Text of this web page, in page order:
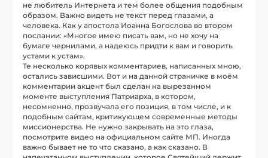
не любитель Интернета и тем более общения подобным
образом. Важно видеть не текст перед глазами, а
человека. Как у апостола Иоанна Богослова во втором
послании: «Многое имею писать вам, но не хочу на
бумаге чернилами, а надеюсь придти к вам и говорить
устами к устам».
Те несколько корявых комментариев, написанных мною,
остались зависшими. Вот и на данной страничке в моём
комментарии акцент был сделан на вырезанном
моменте выступления Патриарха, в котором,
несомненно, прозвучала его позиция, в том числе, и к
подобным сайтам, критикующем современные методы
миссионерства. Не нужно закрывать на это глаза,
посмотрите видео на официальном сайте МП. Иногда
важно бывает не то что сказано, а как сказано. В